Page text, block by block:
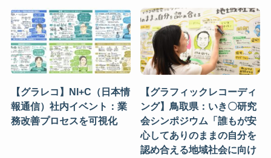
【グラレコ】NI+C（日本情
報通信）社内イベント：業
務改善プロセスを可視化
【グラフィックレコーディ
ング】鳥取県：いき〇研究
会シンポジウム「誰もが安
心してありのままの自分を
認め合える地域社会に向け